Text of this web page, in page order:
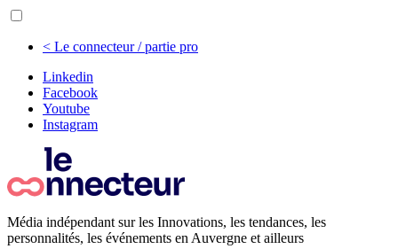
< Le connecteur / partie pro
Linkedin
Facebook
Youtube
Instagram
Média indépendant sur les Innovations, les tendances, les
personnalités, les événements en Auvergne et ailleurs